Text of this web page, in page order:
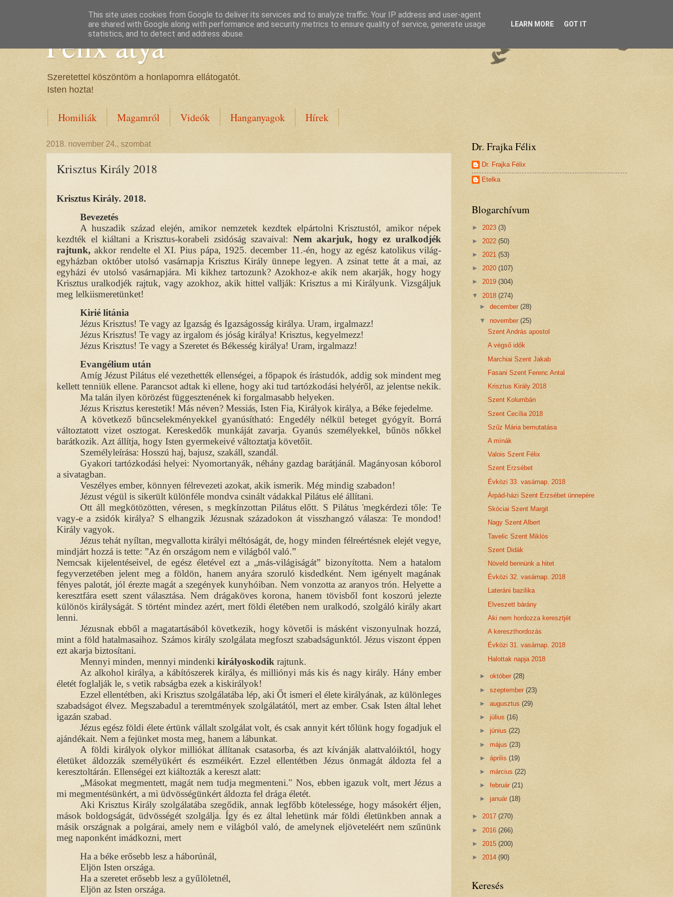
Félix atya
Szeretettel köszöntöm a honlapomra ellátogatót.
Isten hozta!
Homiliák Magamról Videók Hanganyagok Hírek
2018. november 24., szombat
Krisztus Király 2018
Krisztus Király. 2018.
Bevezetés
A huszadik század elején, amikor nemzetek kezdtek elpártolni Krisztustól, amikor népek
kezdték el kiáltani a Krisztus-korabeli zsidóság szavaival: Nem akarjuk, hogy ez uralkodjék
rajtunk, akkor rendelte el XI. Pius pápa, 1925. december 11.-én, hogy az egész katolikus világ-
egyházban október utolsó vasárnapja Krisztus Király ünnepe legyen. A zsinat tette át a mai, az
egyházi év utolsó vasárnapjára. Mi kikhez tartozunk? Azokhoz-e akik nem akarják, hogy hogy
Krisztus uralkodjék rajtuk, vagy azokhoz, akik hittel vallják: Krisztus a mi Királyunk. Vizsgáljuk
meg lelkiismeretünket!
Kirié litánia
Jézus Krisztus! Te vagy az Igazság és Igazságosság királya. Uram, irgalmazz!
Jézus Krisztus! Te vagy az irgalom és jóság királya! Krisztus, kegyelmezz!
Jézus Krisztus! Te vagy a Szeretet és Békesség királya! Uram, irgalmazz!
Evangélium után
Amíg Jézust Pilátus elé vezethették ellenségei, a főpapok és írástudók, addig sok mindent meg
kellett tenniük ellene. Parancsot adtak ki ellene, hogy aki tud tartózkodási helyéről, az jelentse nekik.
Ma talán ilyen körözést függesztenének ki forgalmasabb helyeken.
Jézus Krisztus kerestetik! Más néven? Messiás, Isten Fia, Királyok királya, a Béke fejedelme.
A következő bűncselekményekkel gyanúsítható: Engedély nélkül beteget gyógyít. Borrá
változtatott vizet osztogat. Kereskedők munkáját zavarja. Gyanús személyekkel, bűnös nőkkel
barátkozik. Azt állítja, hogy Isten gyermekeivé változtatja követőit.
Személyleírása: Hosszú haj, bajusz, szakáll, szandál.
Gyakori tartózkodási helyei: Nyomortanyák, néhány gazdag barátjánál. Magányosan kóborol
a sivatagban.
Veszélyes ember, könnyen félrevezeti azokat, akik ismerik. Még mindig szabadon!
Jézust végül is sikerült különféle mondva csinált vádakkal Pilátus elé állítani.
Ott áll megkötözötten, véresen, s megkínzottan Pilátus előtt. S Pilátus 'megkérdezi tőle: Te
vagy-e a zsidók királya? S elhangzik Jézusnak századokon át visszhangzó válasza: Te mondod!
Király vagyok.
Jézus tehát nyíltan, megvallotta királyi méltóságát, de, hogy minden félreértésnek elejét vegye,
mindjárt hozzá is tette: ”Az én országom nem e világból való.”
Nemcsak kijelentéseivel, de egész életével ezt a „más-világiságát” bizonyította. Nem a hatalom
fegyverzetében jelent meg a földön, hanem anyára szoruló kisdedként. Nem igényelt magának
fényes palotát, jól érezte magát a szegények kunyhóiban. Nem vonzotta az aranyos trón. Helyette a
keresztfára esett szent választása. Nem drágaköves korona, hanem tövisből font koszorú jelezte
különös királyságát. S történt mindez azért, mert földi életében nem uralkodó, szolgáló király akart
lenni.
Jézusnak ebből a magatartásából következik, hogy követői is másként viszonyulnak hozzá,
mint a föld hatalmasaihoz. Számos király szolgálata megfoszt szabadságunktól. Jézus viszont éppen
ezt akarja biztosítani.
Mennyi minden, mennyi mindenkikirályoskodik rajtunk.
Az alkohol királya, a kábítószerek királya, és milliónyi más kis és nagy király. Hány ember
életét foglalják le, s vetik rabságba ezek a kiskirályok!
Ezzel ellentétben, aki Krisztus szolgálatába lép, aki Őt ismeri el élete királyának, az különleges
szabadságot élvez. Megszabadul a teremtmények szolgálatától, mert az ember. Csak Isten által lehet
igazán szabad.
Jézus egész földi élete értünk vállalt szolgálat volt, és csak annyit kért tőlünk hogy fogadjuk el
ajándékait. Nem a fejünket mosta meg, hanem a lábunkat.
A földi királyok olykor milliókat állítanak csatasorba, és azt kívánják alattvalóiktól, hogy
életüket áldozzák személyükért és eszméikért. Ezzel ellentétben Jézus önmagát áldozta fel a
keresztoltárán. Ellenségei ezt kiáltozták a kereszt alatt:
„Másokat megmentett, magát nem tudja megmenteni." Nos, ebben igazuk volt, mert Jézus a
mi megmentésünkért, a mi üdvösségünkért áldozta fel drága életét.
Aki Krisztus Király szolgálatába szegődik, annak legfőbb kötelessége, hogy másokért éljen,
mások boldogságát, üdvösségét szolgálja. Így és ez által lehetünk már földi életünkben annak a
másik országnak a polgárai, amely nem e világból való, de amelynek eljöveteléért nem szűnünk
meg naponként imádkozni, mert
Ha a béke erősebb lesz a háborúnál,
Eljön Isten országa.
Ha a szeretet erősebb lesz a gyűlöletnél,
Eljön az Isten országa.
Dr. Frajka Félix
Dr. Frajka Félix
Etelka
Blogarchívum
► 2023 (3)
► 2022 (50)
► 2021 (53)
► 2020 (107)
► 2019 (304)
▼ 2018 (274)
►december(28)
▼november(25)
Szent András apostol
A végső idők
Marchiai Szent Jakab
Fasani Szent Ferenc Antal
Krisztus Király 2018
Szent Kolumbán
Szent Cecília 2018
Szűz Mária bemutatása
A mínák
Valois Szent Félix
Szent Erzsébet
Évközi 33. vasárnap. 2018
Árpád-házi Szent Erzsébet ünnepére
Skóciai Szent Margit
Nagy Szent Albert
Tavelic Szent Miklós
Szent Didák
Növeld bennünk a hitet
Évközi 32. vasárnap. 2018
Lateráni bazilika
Elveszett bárány
Aki nem hordozza keresztjét
A kereszthordozás
Évközi 31. vasárnap. 2018
Halottak napja 2018
►október(28)
►szeptember(23)
►augusztus(29)
►július(16)
► június(22)
►május(23)
►április(19)
►március(22)
►február(21)
►január(18)
► 2017 (270)
► 2016 (266)
► 2015 (200)
► 2014 (90)
Keresés
This site uses cookies from Google to deliver its services and to analyze traffic. Your IP address and user-agent
are shared with Google along with performance and security metrics to ensure quality of service, generate usage
statistics, and to detect and address abuse.
LEARN MORE GOT IT